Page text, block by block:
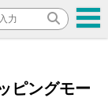
ピングモー